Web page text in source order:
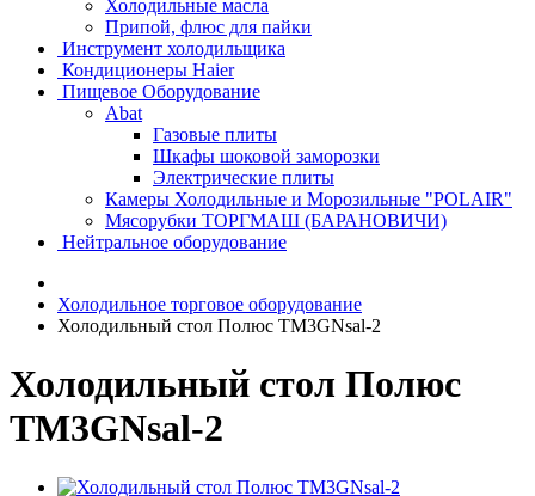
Холодильные масла
Припой, флюс для пайки
Инструмент холодильщика
Кондиционеры Haier
Пищевое Оборудование
Abat
Газовые плиты
Шкафы шоковой заморозки
Электрические плиты
Камеры Холодильные и Морозильные "POLAIR"
Мясорубки ТОРГМАШ (БАРАНОВИЧИ)
Нейтральное оборудование
Холодильное торговое оборудование
Холодильный стол Полюс TM3GNsal-2
Холодильный стол Полюс
TM3GNsal-2